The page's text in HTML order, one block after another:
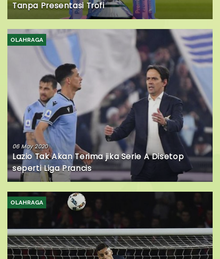
Tanpa Presentasi Trofi
OLAHRAGA
06 May 2020
Lazio Tak Akan Terima jika Serie A Disetop
seperti Liga Prancis
OLAHRAGA